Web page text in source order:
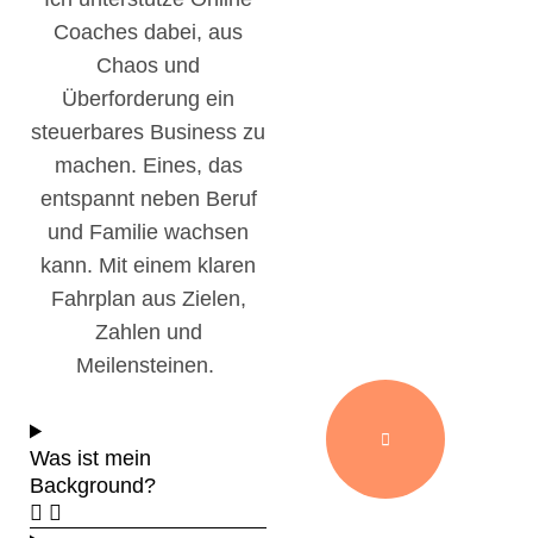
Coaches dabei, aus
Chaos und
Überforderung ein
steuerbares Business zu
machen. Eines, das
entspannt neben Beruf
und Familie wachsen
kann. Mit einem klaren
Fahrplan aus Zielen,
Zahlen und
Meilensteinen.
Was ist mein
Background?